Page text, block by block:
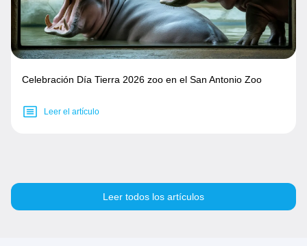
Celebración Día Tierra 2026 zoo en el San Antonio Zoo
Leer el artículo
Leer todos los artículos